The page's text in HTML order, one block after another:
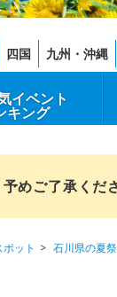
四国 九州・沖縄
イベント
キング
めご了承くだ
ット
石川県の夏